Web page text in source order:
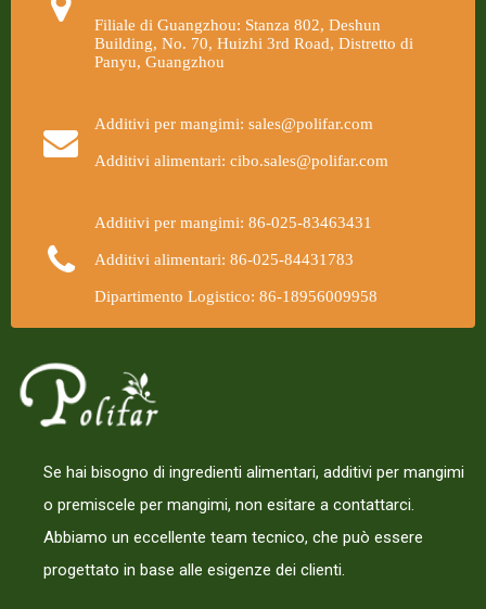
Filiale di Guangzhou: Stanza 802, Deshun
Building, No. 70, Huizhi 3rd Road, Distretto di
Panyu, Guangzhou
Additivi per mangimi: sales@polifar.com
Additivi alimentari: cibo.sales@polifar.com
Additivi per mangimi: 86-025-83463431
Additivi alimentari: 86-025-84431783
Dipartimento Logistico: 86-18956009958
Se hai bisogno di ingredienti alimentari, additivi per mangimi
o premiscele per mangimi, non esitare a contattarci.
Abbiamo un eccellente team tecnico, che può essere
progettato in base alle esigenze dei clienti.